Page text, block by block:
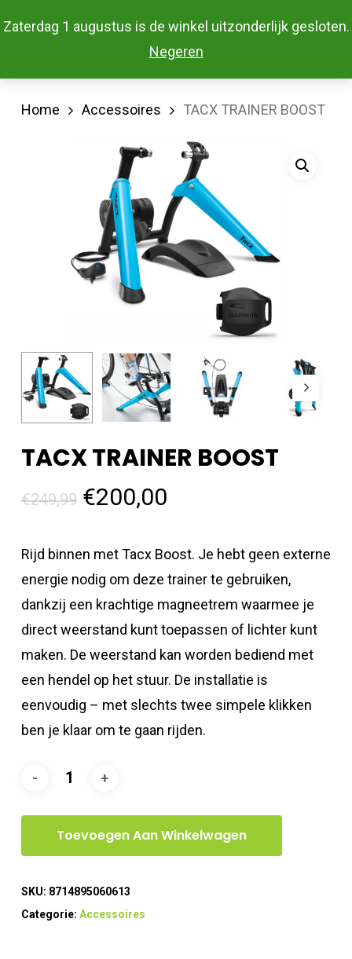
Zaterdag 1 augustus is de winkel uitzonderlijk gesloten.
Negeren
to
Menu
Home Accessoires TACX TRAINER BOOST
TACX TRAINER BOOST
€249,99 Oorspronkelijke
was:
€249,99.
€200,00Huidige
is:
€200,00.
Rijd binnen met Tacx Boost. Je hebt geen externe
energie nodig om deze trainer te gebruiken,
dankzij een krachtige magneetrem waarmee je
direct weerstand kunt toepassen of lichter kunt
maken. De weerstand kan worden bediend met
een hendel op het stuur. De installatie is
eenvoudig – met slechts twee simpele klikken
ben je klaar om te gaan rijden.
Toevoegen Aan Winkelwagen
SKU: 8714895060613
Categorie: Accessoires
Menu